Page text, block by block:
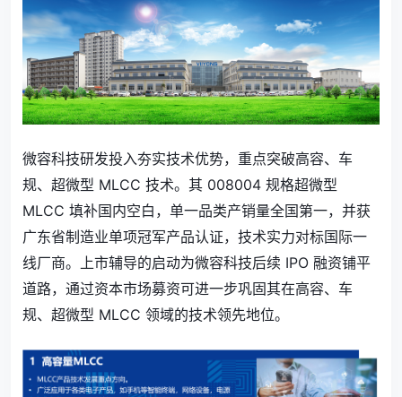
微容科技研发投入夯实技术优势， 重点突破高容、车
规、超微型 MLCC 技术。其 008004 规格超微型
MLCC 填补国内空白，单一品类产销量全国第一，并获
广东省制造业单项冠军产品认证，技术实力对标国际一
线厂商。上市辅导的启动为微容科技后续 IPO 融资铺平
道路，通过资本市场募资可进一步巩固其在高容、车
规、超微型 MLCC 领域的技术领先地位。